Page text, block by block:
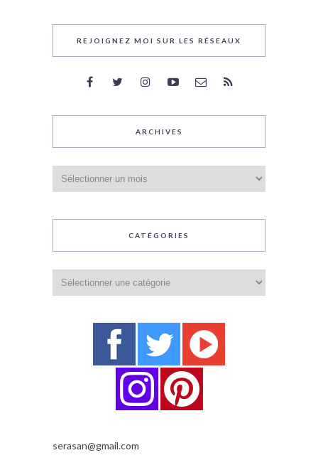
REJOIGNEZ MOI SUR LES RÉSEAUX
ARCHIVES
CATÉGORIES
serasan@gmail.com